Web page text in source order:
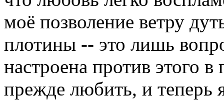
моё позволение ветру
плотины -- это лишь
настроена против этого
прежде любить, и теперь